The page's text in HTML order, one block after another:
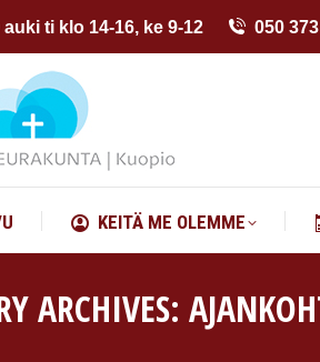
auki ti klo 14-16, ke 9-12 050
KEITÄ ME OLEMME
ARCHIVES:
KEITÄ ME OLEMME